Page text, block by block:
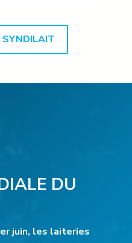
SYNDILAIT
DU
juin, les laiteries